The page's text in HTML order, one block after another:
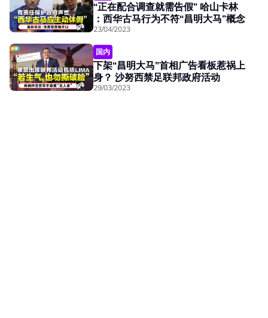
“正在配合调查就需告假” 哈山卡林
：西华古马行为不符“昌明大马”概念
23/04/2023
国内
下架“昌明大马”首相广告看板惹祸上
身？ 沙努西禁足联邦政府活动
29/03/2023